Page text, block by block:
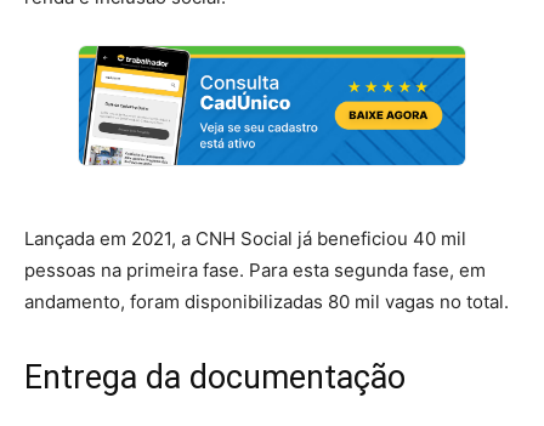
Lançada em 2021, a CNH Social já beneficiou 40 mil
pessoas na primeira fase. Para esta segunda fase, em
andamento, foram disponibilizadas 80 mil vagas no total.
Entrega da documentação